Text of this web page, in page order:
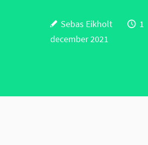
Sebas Eikholt
1
december 2021